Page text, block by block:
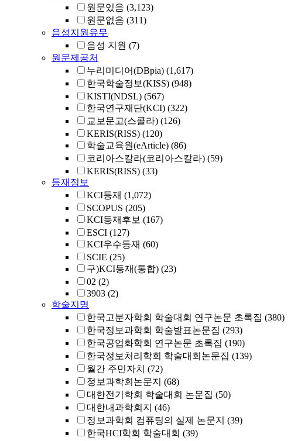
원문있음 (3,123)
원문없음 (311)
음성지원유무
음성 지원 (7)
원문제공처
누리미디어(DBpia) (1,617)
한국학술정보(KISS) (948)
KISTI(NDSL) (567)
한국연구재단(KCI) (322)
교보문고(스콜라) (126)
KERIS(RISS) (120)
학술교육원(eArticle) (86)
코리아스칼라(코리아스칼라) (59)
KERIS(RISS) (33)
등재정보
KCI등재 (1,072)
SCOPUS (205)
KCI등재후보 (167)
ESCI (127)
KCI우수등재 (60)
SCIE (25)
구)KCI등재(통합) (23)
02 (2)
3903 (2)
학술지명
한국고분자학회 학술대회 연구논문 초록집 (380)
한국정보과학회 학술발표논문집 (293)
한국공업화학회 연구논문 초록집 (190)
한국정보처리학회 학술대회논문집 (139)
월간 주민자치 (72)
정보과학회논문지 (68)
대한전기학회 학술대회 논문집 (50)
대한내과학회지 (46)
정보과학회 컴퓨팅의 실제 논문지 (39)
한국HCI학회 학술대회 (39)